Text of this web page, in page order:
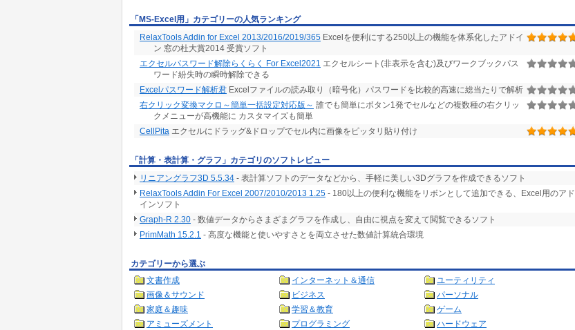
「MS-Excel用」カテゴリーの人気ランキング
RelaxTools Addin for Excel 2013/2016/2019/365 Excelを便利にする250以上の機能を体系化したアドイ
ン 窓の杜大賞2014 受賞ソフト
エクセルパスワード解除らくらく For Excel2021 エクセルシート(非表示を含む)及びワークブックパス
ワード紛失時の瞬時解除できる
Excelパスワード解析君 Excelファイルの読み取り（暗号化）パスワードを比較的高速に総当たりで解析
右クリック変換マクロ～簡単一括設定対応版～ 誰でも簡単にボタン1発でセルなどの複数種の右クリッ
クメニューが高機能に カスタマイズも簡単
CellPita エクセルにドラッグ&ドロップでセル内に画像をピッタリ貼り付け
「計算・表計算・グラフ」カテゴリのソフトレビュー
リニアングラフ3D 5.5.34 - 表計算ソフトのデータなどから、手軽に美しい3Dグラフを作成できるソフト
RelaxTools Addin For Excel 2007/2010/2013 1.25 - 180以上の便利な機能をリボンとして追加できる、Excel用のアド
インソフト
Graph-R 2.30 - 数値データからさまざまグラフを作成し、自由に視点を変えて閲覧できるソフト
PrimMath 15.2.1 - 高度な機能と使いやすさとを両立させた数値計算統合環境
カテゴリーから選ぶ
文書作成
インターネット＆通信
ユーティリティ
画像＆サウンド
ビジネス
パーソナル
家庭＆趣味
学習＆教育
ゲーム
アミューズメント
プログラミング
ハードウェア